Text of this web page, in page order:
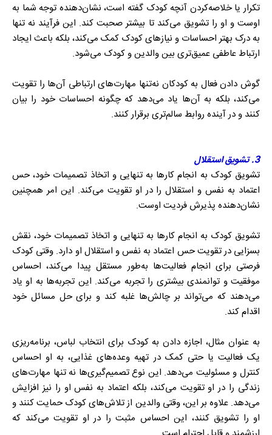
تکرار یا خلاصه‌کردن آنچه کودک گفته است، نشان‌دهنده توجه شما به
اوست و او را تشویق می‌کند تا بیشتر صحبت کند. این فرآیند نه تنها
به درک بهتر احساسات و نیازهای کودک کمک می‌کند، بلکه باعث ایجاد
ارتباط عاطفی عمیق‌تری بین والدین و کودک می‌شود.
گوش دادن فعال به کودکان نه‌تنها مهارت‌های ارتباطی آن‌ها را تقویت
می‌کند، بلکه به آن‌ها یاد می‌دهد که چگونه احساسات خود را بیان
کنند و در آینده روابط سالم‌تری برقرار کنند.
3. تشویق استقلال
تشویق کودک به انجام کارها به تنهایی و اتخاذ تصمیمات خود، حس
اعتماد به نفس و استقلال را در او تقویت می‌کند. این امر همچنین
نشان‌دهنده پذیرش فردیت اوست.
تشویق کودک به انجام کارها به تنهایی و اتخاذ تصمیمات خود، نقش
بسزایی در تقویت حس اعتماد به نفس و استقلال او دارد. وقتی کودک
فرصتی برای انجام فعالیت‌ها به‌طور مستقل پیدا می‌کند، احساس
موفقیت و توانمندی بیشتری را تجربه می‌کند. این تجربه‌ها به او یاد
می‌دهند که می‌تواند بر چالش‌ها غلبه کند و برای حل مسائل خود
اقدام کند.
به عنوان مثال، اجازه دادن به کودک برای انتخاب لباس، برنامه‌ریزی
یک فعالیت یا حتی کمک در تهیه وعده‌های غذایی، به او احساس
کنترل و مسئولیت می‌دهد. این نوع تصمیم‌گیری‌ها نه تنها مهارت‌های
زندگی را در او تقویت می‌کند، بلکه اعتماد به نفس او را نیز افزایش
می‌دهد. علاوه بر این، وقتی والدین از تلاش‌های کودک حمایت کنند و
او را تشویق کنند، این احساس مثبت را در او تقویت می‌کند که